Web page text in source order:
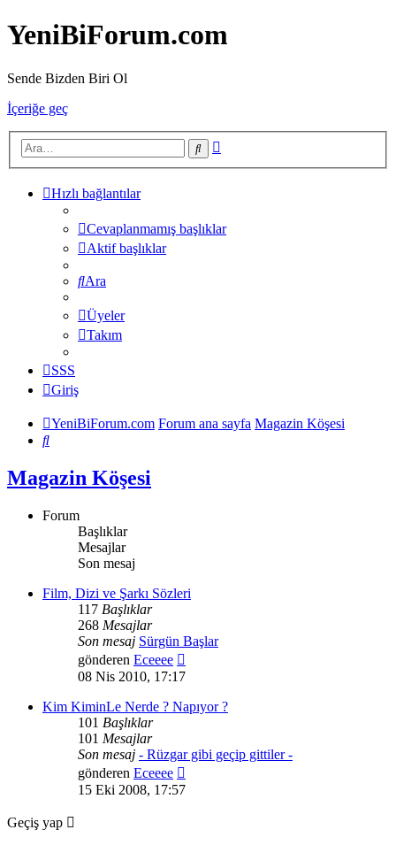
YeniBiForum.com
Sende Bizden Biri Ol
İçeriğe geç
Ara
Hızlı bağlantılar
Cevaplanmamış başlıklar
Aktif başlıklar
Ara
Üyeler
Takım
SSS
Giriş
YeniBiForum.com Forum ana sayfa Magazin Köşesi
Ara
Magazin Köşesi
Forum
Başlıklar
Mesajlar
Son mesaj
Film, Dizi ve Şarkı Sözleri
117 Başlıklar
268 Mesajlar
Son mesaj Sürgün Başlar
gönderen Eceeee
mesajı
08 Nis 2010, 17:17
Kim KiminLe Nerde ? Napıyor ?
101 Başlıklar
101 Mesajlar
Son mesaj - Rüzgar gibi geçip gittiler -
gönderen Eceeee
mesajı
15 Eki 2008, 17:57
Geçiş yap